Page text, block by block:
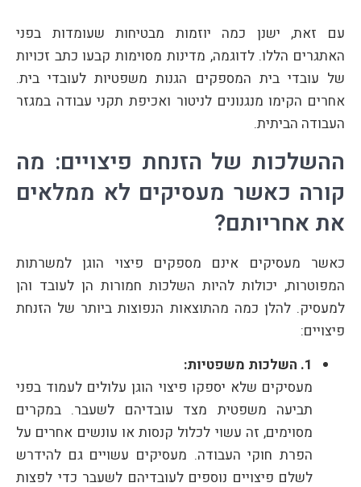
עם זאת, ישנן כמה יוזמות מבטיחות שעומדות בפני
האתגרים הללו. לדוגמה, מדינות מסוימות קבעו כתב זכויות
של עובדי בית המספקים הגנות משפטיות לעובדי בית.
אחרים הקימו מנגנונים לניטור ואכיפת תקני עבודה במגזר
העבודה הביתית.
ההשלכות של הזנחת פיצויים: מה
קורה כאשר מעסיקים לא ממלאים
את אחריותם?
כאשר מעסיקים אינם מספקים פיצוי הוגן למשרתות
המפוטרות, יכולות להיות השלכות חמורות הן לעובד והן
למעסיק. להלן כמה מהתוצאות הנפוצות ביותר של הזנחת
פיצויים:
1. השלכות משפטיות:
מעסיקים שלא יספקו פיצוי הוגן עלולים לעמוד בפני
תביעה משפטית מצד עובדיהם לשעבר. במקרים
מסוימים, זה עשוי לכלול קנסות או עונשים אחרים על
הפרת חוקי העבודה. מעסיקים עשויים גם להידרש
לשלם פיצויים נוספים לעובדיהם לשעבר כדי לפצות